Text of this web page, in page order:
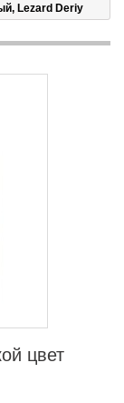
Lezard Deriy
цвет